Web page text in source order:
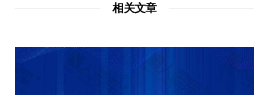
相关文章